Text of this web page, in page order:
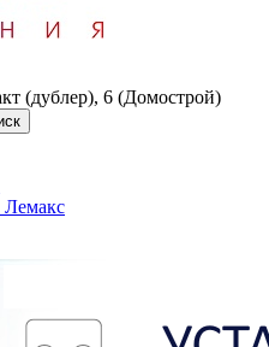
(дублер), 6 (Домострой)
Лемакс